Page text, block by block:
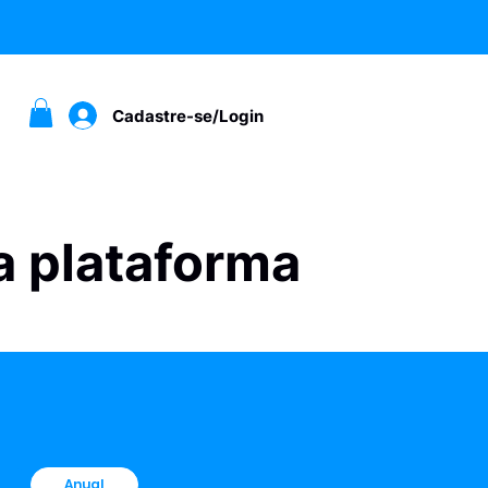
Cadastre-se/Login
plataforma